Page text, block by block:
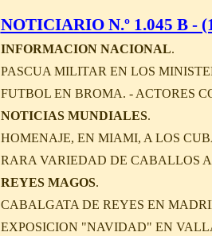
NOTICIARIO N.º 1.045 B -
INFORMACION NACIONAL.
PASCUA MILITAR EN LOS
FUTBOL EN BROMA. - ACTORES
NOTICIAS MUNDIALES.
HOMENAJE, EN MIAMI, A LOS
RARA VARIEDAD DE CABALLOS
REYES MAGOS.
CABALGATA DE REYES EN
EXPOSICION "NAVIDAD" EN